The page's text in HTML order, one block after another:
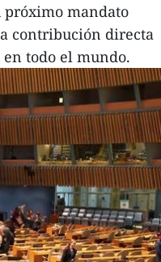
próximo mandato
contribución directa
todo el mundo.